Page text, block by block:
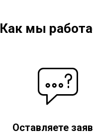
Как мы
Оставляете